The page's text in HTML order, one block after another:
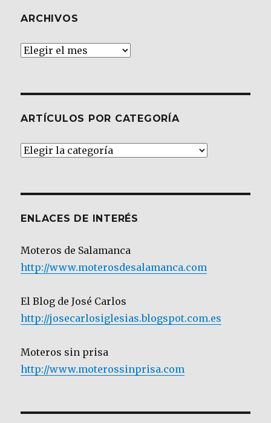
ARCHIVOS
Archivos
ARTÍCULOS POR CATEGORÍA
Artículos
ENLACES DE INTERÉS
Moteros de Salamanca
http://www.moterosdesalamanca.com
El Blog de José Carlos
http://josecarlosiglesias.blogspot.com.es
Moteros sin prisa
http://www.moterossinprisa.com